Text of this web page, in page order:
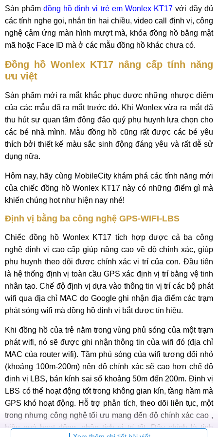
Sản phẩm đồng hồ định vị trẻ em Wonlex KT17 với đầy đủ
các tính nghe gọi, nhắn tin hai chiều, video call định vị, công
nghệ cảm ứng màn hình mượt mà, khóa đồng hồ bằng mật
mã hoặc Face ID mà ở các mẫu đồng hồ khác chưa có.
Đồng hồ Wonlex KT17 nâng cấp tính năng
ưu việt
Sản phẩm mới ra mắt khắc phục được những nhược điểm
của các mẫu đã ra mắt trước đó. Khi Wonlex vừa ra mắt đã
thu hút sự quan tâm đông đảo quý phụ huynh lựa chọn cho
các bé nhà mình. Mẫu đồng hồ cũng rất được các bé yêu
thích bởi thiết kế màu sắc sinh động đáng yêu và rất dễ sử
dụng nữa.
Hôm nay, hãy cùng MobileCity khám phá các tính năng mới
của chiếc đồng hồ Wonlex KT17 này có những điểm gì mà
khiến chúng hot như hiện nay nhé!
Định vị bằng ba công nghệ GPS-WIFI-LBS
Chiếc đồng hồ Wonlex KT17 tích hợp được cả ba công
nghệ định vị cao cấp giúp nâng cao về độ chính xác, giúp
phụ huynh theo dõi được chính xác vị trí của con. Đầu tiên
là hệ thống định vị toàn cầu GPS xác định vị trí bằng vệ tinh
nhân tạo. Chế độ định vị dựa vào thông tin vị trí các bộ phát
wifi qua địa chỉ MAC do Google ghi nhận địa điểm các trạm
phát sóng wifi mà đồng hồ định vị bắt được tín hiệu.
Khi đồng hồ của trẻ nằm trong vùng phủ sóng của một trạm
phát wifi, nó sẽ được ghi nhận thông tin của wifi đó (địa chỉ
MAC của router wifi). Tầm phủ sóng của wifi tương đối nhỏ
(khoảng 100m-200m) nên độ chính xác sẽ cao hơn chế độ
định vị LBS, bán kính sai số khoảng 50m đến 200m. Định vị
LBS có thể hoạt động tốt trong không gian kín, tầng hầm mà
GPS khó hoạt động. Hỗ trợ phân tích, theo dõi liên tục, một
trong nhưng công nghệ tối ưu mang đến độ chính xác cao ,
hiệu quả hoạt động, phân tích vị trí tốt. Đây chính là tính